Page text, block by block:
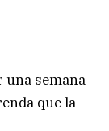
una semana
que la